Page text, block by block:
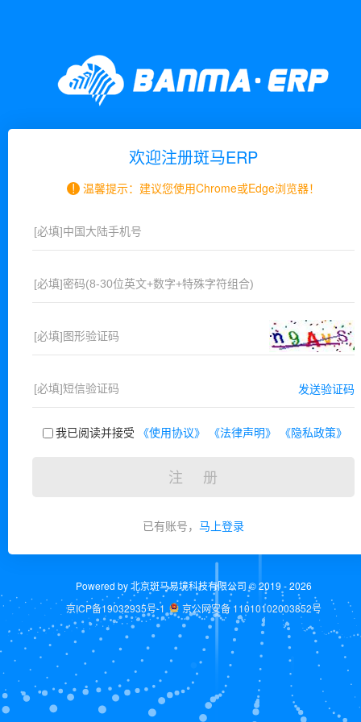
欢迎注册斑马ERP
! 温馨提示：建议您使用Chrome或Edge浏览器！
发送验证码
我已阅读并接受 《使用协议》 《法律声明》 《隐私政策》
注 册
已有账号， 马上登录
Powered by 北京斑马易境科技有限公司 © 2019 - 2026
京ICP备19032935号-1
京公网安备 11010102003852号